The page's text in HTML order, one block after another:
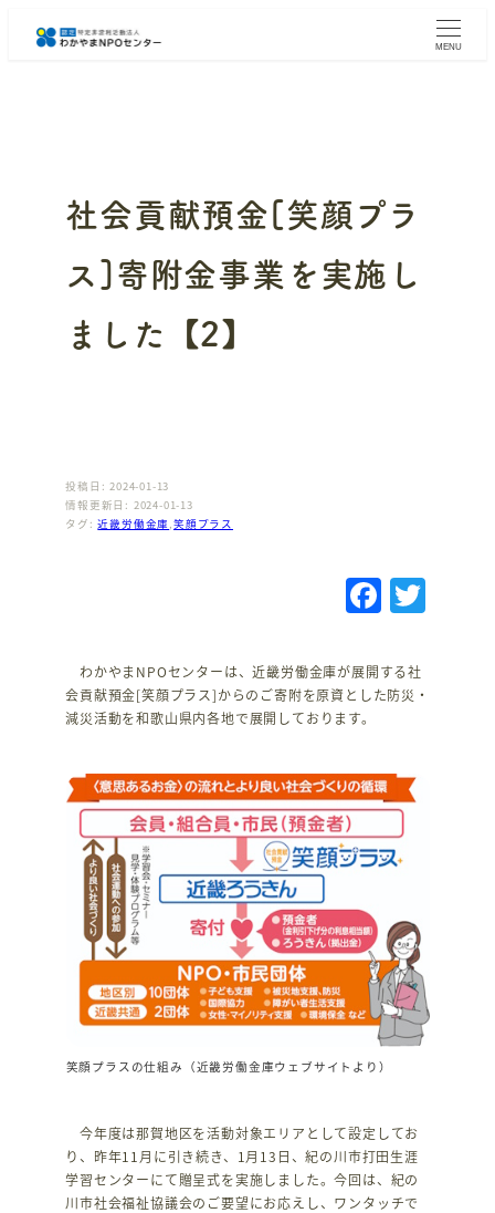
MENU
社会貢献預金[笑顔プラ
ス]寄附金事業を実施し
ました【2】
投稿日: 2024-01-13
情報更新日: 2024-01-13
タグ:近畿労働金庫 笑顔プラス
F
a
c
e
o
o
k
T
わかやまNPOセンターは、近畿労働金庫が展開する社
会貢献預金[笑顔プラス]からのご寄附を原資とした防災・
減災活動を和歌山県内各地で展開しております。
笑顔プラスの仕組み（近畿労働金庫ウェブサイトより）
今年度は那賀地区を活動対象エリアとして設定してお
り、昨年11月に引き続き、1月13日、紀の川市打田生涯
学習センターにて贈呈式を実施しました。今回は、紀の
川市社会福祉協議会のご要望にお応えし、ワンタッチで